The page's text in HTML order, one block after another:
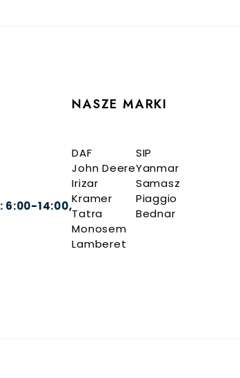
: 6:00-14:00,
NASZE MARKI
DAF
John Deere
Irizar
Kramer
Tatra
Monosem
Lamberet
SIP
Yanmar
Samasz
Piaggio
Bednar